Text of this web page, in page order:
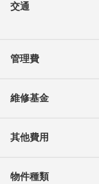
交通
管理費
維修基金
其他費用
物件種類